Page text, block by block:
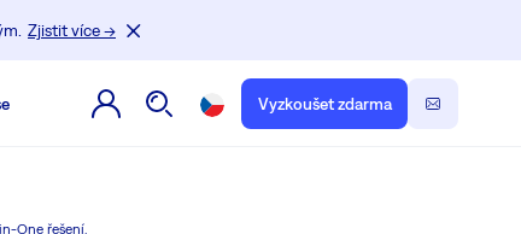
Zjistit více →
Vyzkoušet zdarma
One řešení.